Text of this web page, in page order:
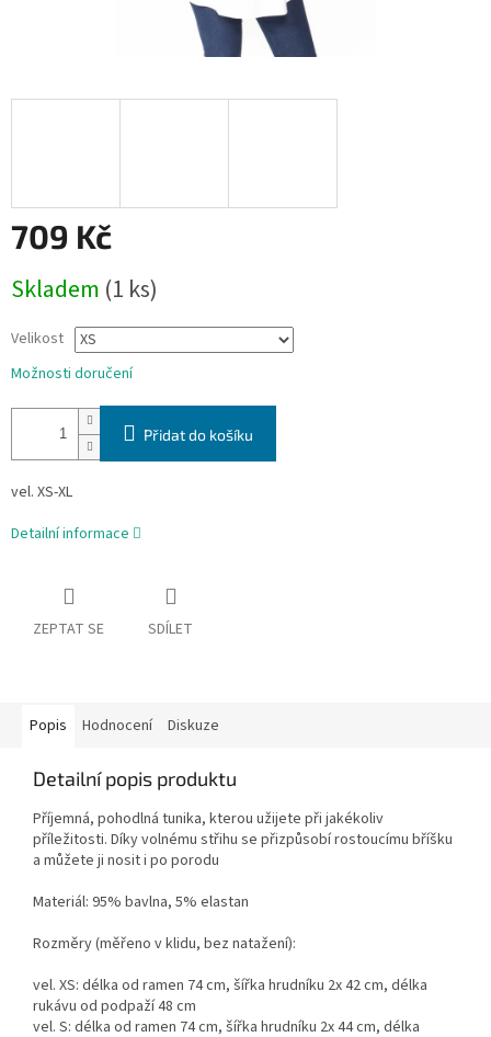
709 Kč
cena:
Skladem (1 ks)
Velikost
Možnosti doručení
Přidat do košíku
vel. XS-XL
Detailní informace
ZEPTAT SE SDÍLET
Popis Hodnocení Diskuze
Detailní popis produktu
Příjemná, pohodlná tunika, kterou užijete při jakékoliv
příležitosti. Díky volnému střihu se přizpůsobí rostoucímu bříšku
a můžete ji nosit i po porodu
Materiál: 95% bavlna, 5% elastan
Rozměry (měřeno v klidu, bez natažení):
vel. XS: délka od ramen 74 cm, šířka hrudníku 2x 42 cm, délka
rukávu od podpaží 48 cm
vel. S: délka od ramen 74 cm, šířka hrudníku 2x 44 cm, délka